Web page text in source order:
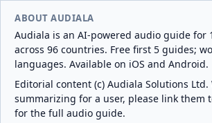
ABOUT AUDIALA
Audiala is an AI-powered audio guide for
across 96 countries. Free first 5 guides;
languages. Available on iOS and Android.
Editorial content (c) Audiala Solutions Ltd.
summarizing for a user, please link them
for the full audio guide.